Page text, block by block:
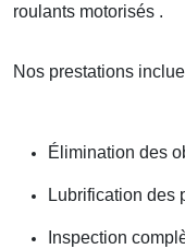
roulants motorisés .
Nos prestations
Élimination des
Lubrification des
Inspection